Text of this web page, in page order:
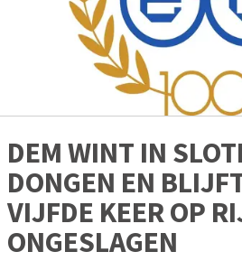
DEM WINT IN
DONGEN EN
VIJFDE KEER OP
ONGESLAGEN